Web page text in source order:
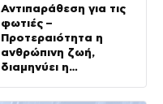
Αντιπαράθεση για τις
φωτιές –
Προτεραιότητα η
ανθρώπινη ζωή,
διαμηνύει η